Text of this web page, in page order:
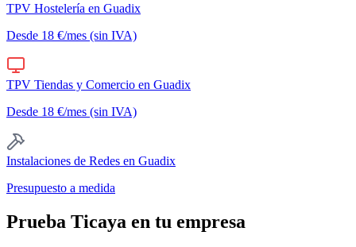
TPV Hostelería en Guadix
Desde 18 €/mes (sin IVA)
TPV Tiendas y Comercio en Guadix
Desde 18 €/mes (sin IVA)
Instalaciones de Redes en Guadix
Presupuesto a medida
Prueba Ticaya en tu empresa